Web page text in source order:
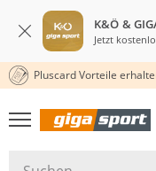
K&Ö &
Jetzt
30
Pluscard Vorteile
GIGASTYLE
FAHRRAD­